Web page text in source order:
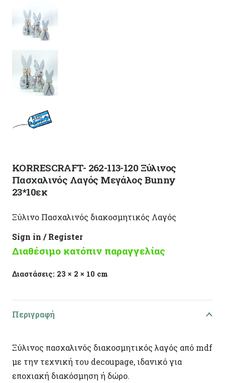
KORRESCRAFT- 262-113-120 Ξύλινος
Πασχαλινός Λαγός Μεγάλος Bunny
23*10εκ
Ξύλινο Πασχαλινός διακοσμητικός Λαγός
Sign in / Register
Διαθέσιμο κατόπιν παραγγελίας
Διαστάσεις: 23 × 2 × 10 cm
Περιγραφή
Ξύλινος πασχαλινός διακοσμητικός λαγός από mdf
με την τεχνική του decoupage, ιδανικό για
εποχιακή διακόσμηση ή δώρο.